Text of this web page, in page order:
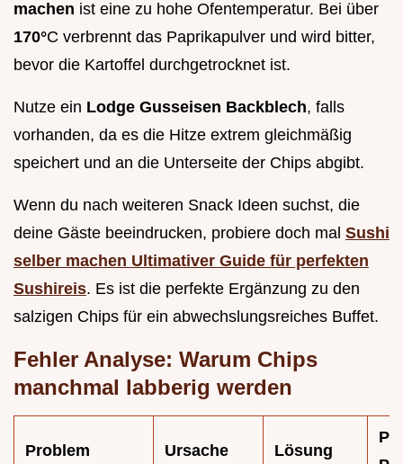
machen ist eine zu hohe Ofentemperatur. Bei über
170°C verbrennt das Paprikapulver und wird bitter,
bevor die Kartoffel durchgetrocknet ist.
Nutze ein Lodge Gusseisen Backblech, falls
vorhanden, da es die Hitze extrem gleichmäßig
speichert und an die Unterseite der Chips abgibt.
Wenn du nach weiteren Snack Ideen suchst, die
deine Gäste beeindrucken, probiere doch mal Sushi
selber machen Ultimativer Guide für perfekten
Sushireis. Es ist die perfekte Ergänzung zu den
salzigen Chips für ein abwechslungsreiches Buffet.
Fehler Analyse: Warum Chips
manchmal labberig werden
Problem Ursache Lösung